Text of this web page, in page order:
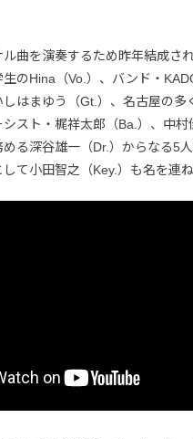
曲を演奏するため昨年結成さ
のHina（Vo.）、バンド・
はまゆう（Gt.）、名古屋の多
スト・梶祥太郎（Ba.）、中村
る深谷雄一（Dr.）からなる5人
て小田智之（Key.）も名を連ね